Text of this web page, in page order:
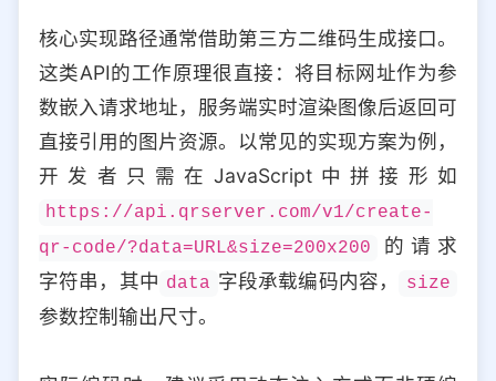
核心实现路径通常借助第三方二维码生成接口。
这类API的工作原理很直接：将目标网址作为参
数嵌入请求地址，服务端实时渲染图像后返回可
直接引用的图片资源。以常见的实现方案为例，
开发者只需在JavaScript中拼接形如
https://api.qrserver.com/v1/create-
qr-code/?data=URL&size=200x200
的请求
字符串，其中 data 字段承载编码内容， size
参数控制输出尺寸。